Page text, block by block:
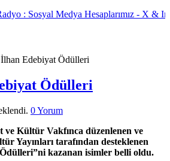
: Sosyal Medya Hesaplarımız - X &
Edebiyat Ödülleri
Ödülleri
0 Yorum
Kültür Vakfınca düzenlenen ve
Yayınları tarafından desteklenen
kazanan isimler belli oldu.